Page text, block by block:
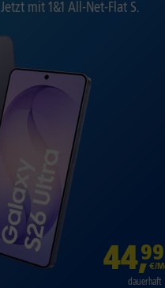
Jetzt mit 1&1 All-Net-Flat S.
44,99
€/
dauerhaft